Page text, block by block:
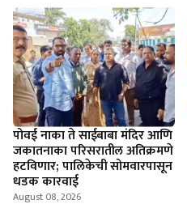
पोवई नाका ते साईबाबा मंदिर आणि
जकातनाका परिसरातील अतिक्रमणे
हटविणार; पालिकेची सोमवारपासून
धडक कारवाई
August 08, 2026